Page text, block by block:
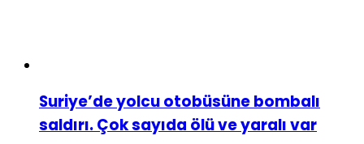
Suriye’de yolcu otobüsüne bombalı
saldırı. Çok sayıda ölü ve yaralı var